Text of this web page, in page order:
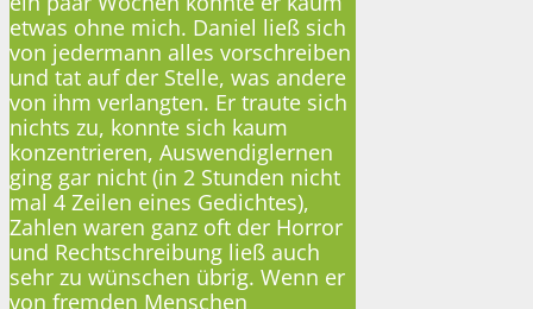
etwas ohne mich. Daniel ließ sich
von jedermann alles vorschreiben
und tat auf der Stelle, was andere
von ihm verlangten. Er traute sich
nichts zu, konnte sich kaum
konzentrieren, Auswendiglernen
ging gar nicht (in 2 Stunden nicht
mal 4 Zeilen eines Gedichtes),
Zahlen waren ganz oft der Horror
und Rechtschreibung ließ auch
sehr zu wünschen übrig. Wenn er
von fremden Menschen